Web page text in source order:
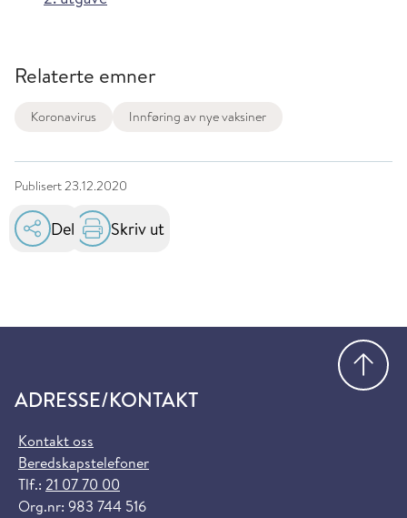
Relaterte emner
Koronavirus Innføring av nye vaksiner
Publisert23.12.2020
Del Skriv ut
ADRESSE/KONTAKT
Kontakt oss
Beredskapstelefoner
Tlf.: 21 07 70 00
Org.nr: 983 744 516